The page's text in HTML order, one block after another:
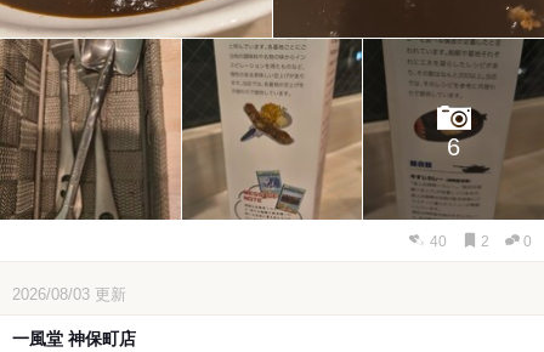
6
40 2 0
2026/08/03 更新
一風堂 神保町店